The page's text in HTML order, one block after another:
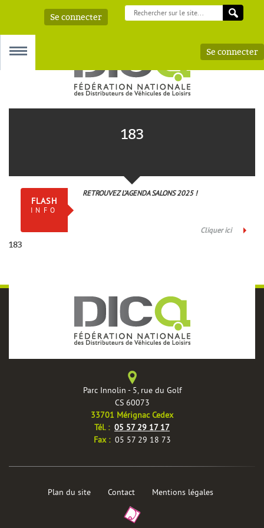
Se connecter
AAA
Se connecter
183
FLASH
INFO
RETROUVEZ L’AGENDA SALONS 2025 !
Cliquer ici
183
Parc Innolin - 5, rue du Golf
CS 60073
33701 Mérignac Cedex
Tél. : 05 57 29 17 17
Fax :05 57 29 18 73
Plan du site Contact Mentions légales